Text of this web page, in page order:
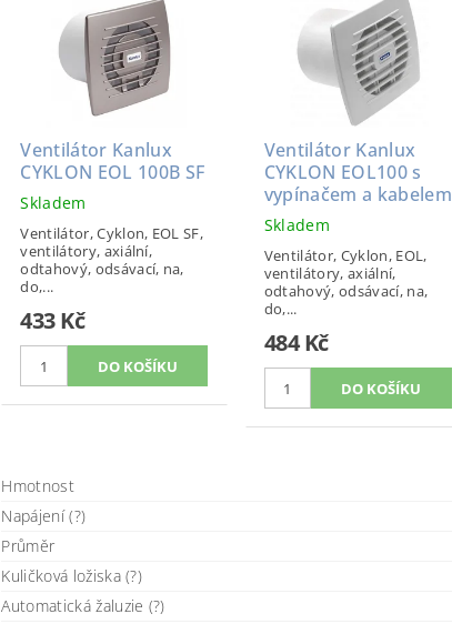
Ventilátor Kanlux
CYKLON EOL 100B SF
Skladem
Ventilátor, Cyklon, EOL SF,
ventilátory, axiální,
odtahový, odsávací, na,
do,...
433 Kč
Ventilátor Kanlux
CYKLON EOL100 s
vypínačem a kabelem
Skladem
Ventilátor, Cyklon, EOL,
ventilátory, axiální,
odtahový, odsávací, na,
do,...
484 Kč
Hmotnost
Napájení (?)
Průměr
Kuličková ložiska (?)
Automatická žaluzie (?)